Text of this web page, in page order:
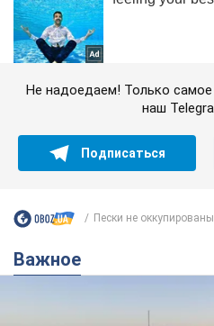
Не надоедаем! Только
наш
Подписаться
Пески не
Важное